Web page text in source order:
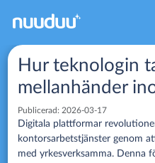
Hur teknologin
mellanhänder
Publicerad: 2026-03-17
Digitala plattformar
kontorsarbetstjänster genom
med yrkesverksamma. Denna